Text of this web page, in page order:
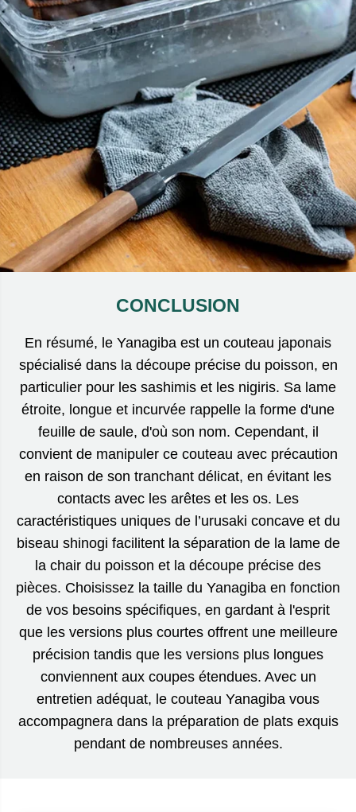
CONCLUSION
En résumé, le Yanagiba est un couteau japonais
spécialisé dans la découpe précise du poisson, en
particulier pour les sashimis et les nigiris. Sa lame
étroite, longue et incurvée rappelle la forme d'une
feuille de saule, d'où son nom. Cependant, il
convient de manipuler ce couteau avec précaution
en raison de son tranchant délicat, en évitant les
contacts avec les arêtes et les os. Les
caractéristiques uniques de l’urusaki concave et du
biseau shinogi facilitent la séparation de la lame de
la chair du poisson et la découpe précise des
pièces. Choisissez la taille du Yanagiba en fonction
de vos besoins spécifiques, en gardant à l'esprit
que les versions plus courtes offrent une meilleure
précision tandis que les versions plus longues
conviennent aux coupes étendues. Avec un
entretien adéquat, le couteau Yanagiba vous
accompagnera dans la préparation de plats exquis
pendant de nombreuses années.